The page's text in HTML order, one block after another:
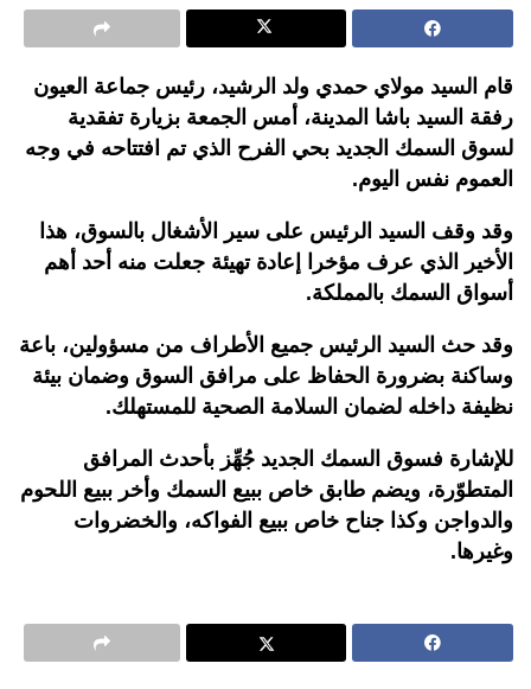
قام السيد مولاي حمدي ولد الرشيد، رئيس جماعة العيون
رفقة السيد باشا المدينة، أمس الجمعة بزيارة تفقدية
لسوق السمك الجديد بحي الفرح الذي تم افتتاحه في وجه
العموم نفس اليوم.
وقد وقف السيد الرئيس على سير الأشغال بالسوق، هذا
الأخير الذي عرف مؤخرا إعادة تهيئة جعلت منه أحد أهم
أسواق السمك بالمملكة.
وقد حث السيد الرئيس جميع الأطراف من مسؤولين، باعة
وساكنة بضرورة الحفاظ على مرافق السوق وضمان بيئة
نظيفة داخله لضمان السلامة الصحية للمستهلك.
للإشارة فسوق السمك الجديد جُهِّز بأحدث المرافق
المتطوّرة، ويضم طابق خاص ببيع السمك وأخر ببيع اللحوم
والدواجن وكذا جناح خاص ببيع الفواكه، والخضروات
وغيرها.